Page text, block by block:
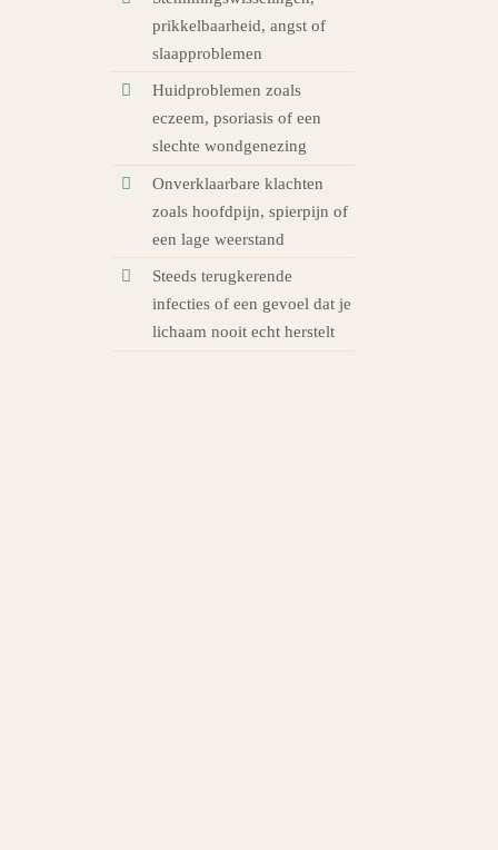
prikkelbaarheid, angst of
slaapproblemen
Huidproblemen zoals
eczeem, psoriasis of een
slechte wondgenezing
Onverklaarbare klachten
zoals hoofdpijn, spierpijn of
een lage weerstand
Steeds terugkerende
infecties of een gevoel dat je
lichaam nooit echt herstelt